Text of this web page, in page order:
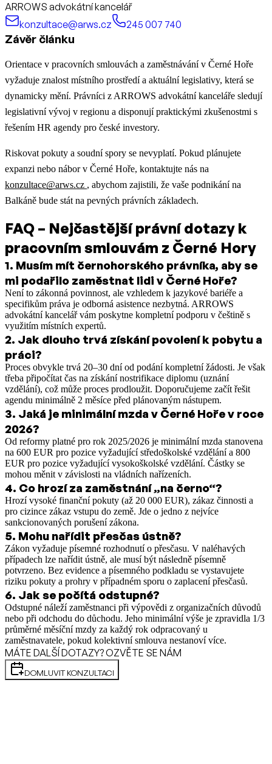
ARROWS advokátní kancelář
konzultace@arws.cz
245 007 740
Závěr článku
Orientace v pracovních smlouvách a zaměstnávání v Černé Hoře
vyžaduje znalost místního prostředí a aktuální legislativy, která se
dynamicky mění. Právníci z ARROWS advokátní kanceláře sledují
legislativní vývoj v regionu a disponují praktickými zkušenostmi s
řešením HR agendy pro české investory.
Riskovat pokuty a soudní spory se nevyplatí. Pokud plánujete
expanzi nebo nábor v Černé Hoře, kontaktujte nás na
konzultace@arws.cz , abychom zajistili, že vaše podnikání na
Balkáně bude stát na pevných právních základech.
FAQ – Nejčastější právní dotazy k
pracovním smlouvám z Černé Hory
1. Musím mít černohorského právníka, aby se
mi podařilo zaměstnat lidi v Černé Hoře?
Není to zákonná povinnost, ale vzhledem k jazykové bariéře a
specifikům práva je odborná asistence nezbytná. ARROWS
advokátní kancelář vám poskytne kompletní podporu v češtině s
využitím místních expertů.
2. Jak dlouho trvá získání povolení k pobytu a
práci?
Proces obvykle trvá 20–30 dní od podání kompletní žádosti. Je však
třeba připočítat čas na získání nostrifikace diplomu (uznání
vzdělání), což může proces prodloužit. Doporučujeme začít řešit
agendu minimálně 2 měsíce před plánovaným nástupem.
3. Jaká je minimální mzda v Černé Hoře v roce
2026?
Od reformy platné pro rok 2025/2026 je minimální mzda stanovena
na 600 EUR pro pozice vyžadující středoškolské vzdělání a 800
EUR pro pozice vyžadující vysokoškolské vzdělání. Částky se
mohou měnit v závislosti na vládních nařízeních.
4. Co hrozí za zaměstnání „na černo“?
Hrozí vysoké finanční pokuty (až 20 000 EUR), zákaz činnosti a
pro cizince zákaz vstupu do země. Jde o jedno z nejvíce
sankcionovaných porušení zákona.
5. Mohu nařídit přesčas ústně?
Zákon vyžaduje písemné rozhodnutí o přesčasu. V naléhavých
případech lze nařídit ústně, ale musí být následně písemně
potvrzeno. Bez evidence a písemného podkladu se vystavujete
riziku pokuty a prohry v případném sporu o zaplacení přesčasů.
6. Jak se počítá odstupné?
Odstupné náleží zaměstnanci při výpovědi z organizačních důvodů
nebo při odchodu do důchodu. Jeho minimální výše je zpravidla 1/3
průměrné měsíční mzdy za každý rok odpracovaný u
zaměstnavatele, pokud kolektivní smlouva nestanoví více.
MÁTE DALŠÍ DOTAZY? OZVĚTE SE NÁM
DOMLUVIT KONZULTACI